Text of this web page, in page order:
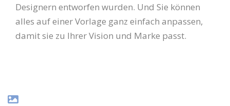
Designern entworfen wurden. Und Sie können
alles auf einer Vorlage ganz einfach anpassen,
damit sie zu Ihrer Vision und Marke passt.